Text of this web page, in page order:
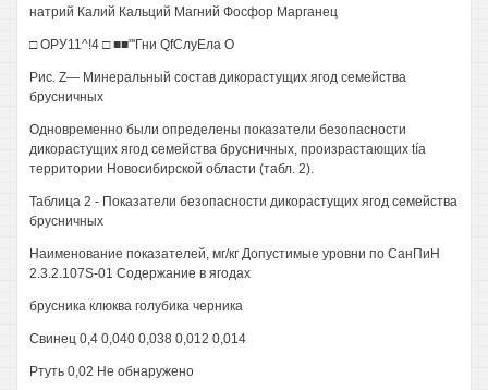
натрий Калий Кальций Магний Фосфор Марганец
□ ОРУ11^!4 □ ■■"'Гни QfСлуЕла О
Рис. Z— Минеральный состав дикорастущих ягод семейства
брусничных
Одновременно были определены показатели безопасности
дикорастущих ягод семейства брусничных, произрастающих tía
территории Новосибирской области (табл. 2).
Таблица 2 - Показатели безопасности дикорастущих ягод семейства
брусничных
Наименование показателей, мг/кг Допустимые уровни по СанПиН
2.3.2.107S-01 Содержание в ягодах
брусника клюква голубика черника
Свинец 0,4 0,040 0,038 0,012 0,014
Ртуть 0,02 Не обнаружено